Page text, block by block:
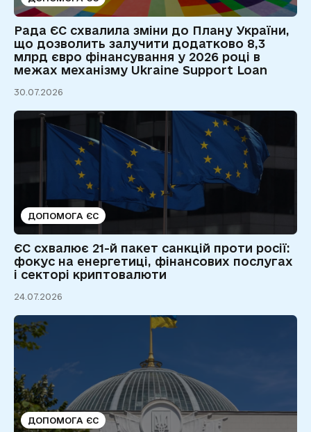
Рада ЄС схвалила зміни до Плану України,
що дозволить залучити додатково 8,3
млрд євро фінансування у 2026 році в
межах механізму Ukraine Support Loan
30.07.2026
ДОПОМОГА ЄС
ЄС схвалює 21-й пакет санкцій проти росії:
фокус на енергетиці, фінансових послугах
і секторі криптовалюти
24.07.2026
ДОПОМОГА ЄС